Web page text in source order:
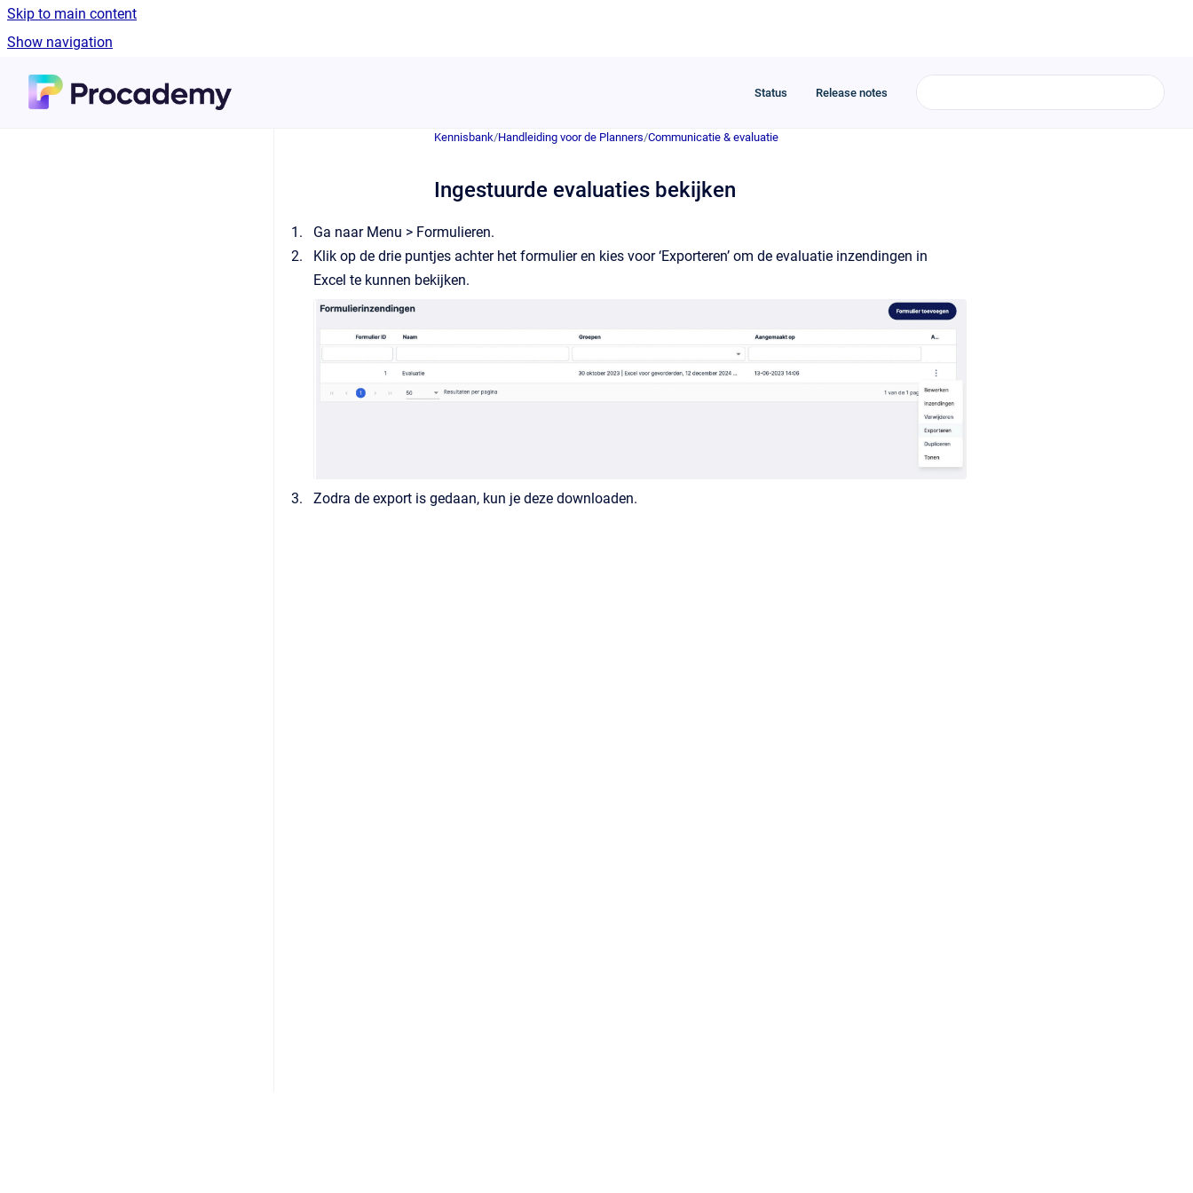
Skip to main content
Show navigation
Status Release notes
Kennisbank/Handleiding voor de Planners/Communicatie & evaluatie
Ingestuurde evaluaties bekijken
Ga naar Menu > Formulieren.
Klik op de drie puntjes achter het formulier en kies voor ‘Exporteren’ om de evaluatie inzendingen in
Excel te kunnen bekijken.
Zodra de export is gedaan, kun je deze downloaden.